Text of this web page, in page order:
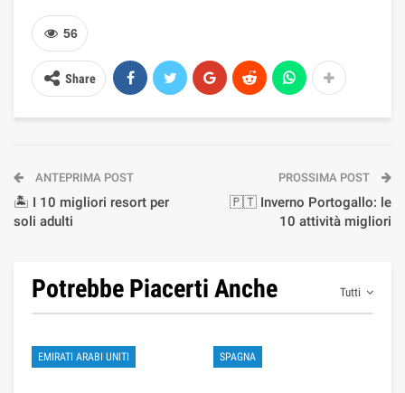
56
Share
ANTEPRIMA POST
🏝️ I 10 migliori resort per
soli adulti
PROSSIMA POST
🇵🇹 Inverno Portogallo: le
10 attività migliori
Tutti
Potrebbe Piacerti Anche
EMIRATI ARABI UNITI SPAGNA